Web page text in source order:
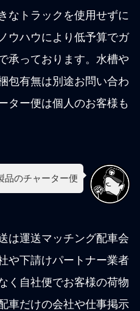
なトラックを使用せずに
ウハウにより低予算でガ
承っております。水槽や
包有無は別途お問い合わ
ター便は個人のお客様も
品のチャーター便
は運送マッチング配車会
や下請けパートナー業者
く自社便でお客様の荷物
車だけの会社や仕事掲示